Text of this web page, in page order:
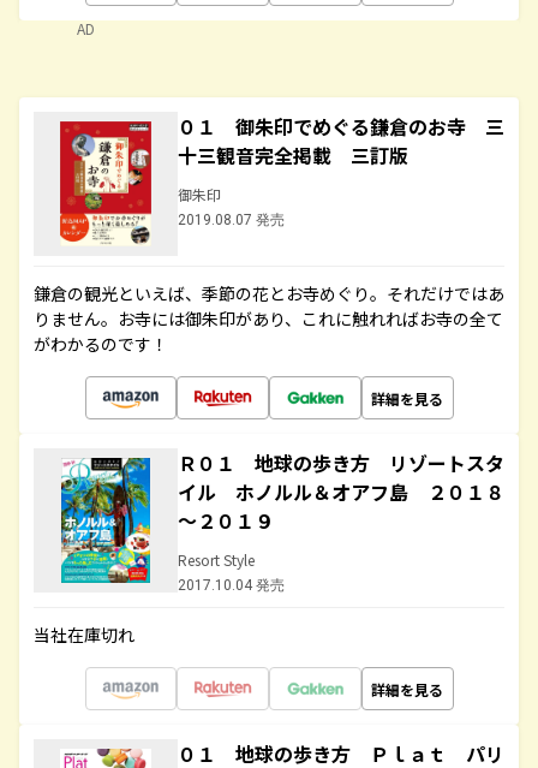
AD
０１ 御朱印でめぐる鎌倉のお寺 三
十三観音完全掲載 三訂版
御朱印
2019.08.07 発売
鎌倉の観光といえば、季節の花とお寺めぐり。それだけではあ
りません。お寺には御朱印があり、これに触れればお寺の全て
がわかるのです！
詳細を見る
Ｒ０１ 地球の歩き方 リゾートスタ
イル ホノルル＆オアフ島 ２０１８
～２０１９
Resort Style
2017.10.04 発売
当社在庫切れ
詳細を見る
０１ 地球の歩き方 Ｐｌａｔ パリ